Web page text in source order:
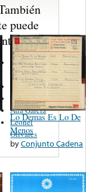
Lo Demas Es Lo De
Menos
byConjunto Cadena
puede
Los
Canarios
Los Farias
Lalo Salinas
Ada Garcia
Leonel
Olivares